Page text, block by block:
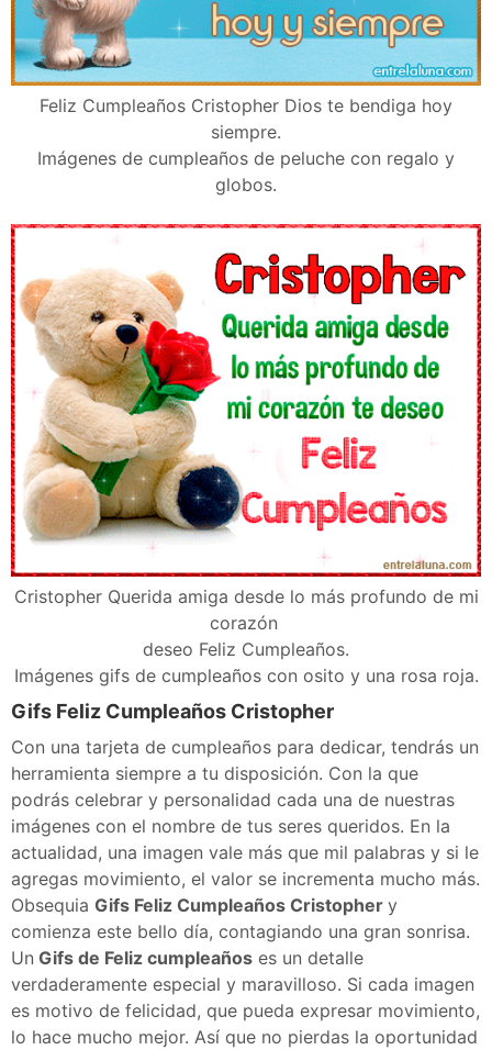
Feliz Cumpleaños Cristopher Dios te bendiga hoy
siempre.
Imágenes de cumpleaños de peluche con regalo y
globos.
Cristopher Querida amiga desde lo más profundo de mi
corazón
deseo Feliz Cumpleaños.
Imágenes gifs de cumpleaños con osito y una rosa roja.
Gifs Feliz Cumpleaños Cristopher
Con una tarjeta de cumpleaños para dedicar, tendrás un
herramienta siempre a tu disposición. Con la que
podrás celebrar y personalidad cada una de nuestras
imágenes con el nombre de tus seres queridos. En la
actualidad, una imagen vale más que mil palabras y si le
agregas movimiento, el valor se incrementa mucho más.
Obsequia Gifs Feliz Cumpleaños Cristopher y
comienza este bello día, contagiando una gran sonrisa.
Un Gifs de Feliz cumpleaños es un detalle
verdaderamente especial y maravilloso. Si cada imagen
es motivo de felicidad, que pueda expresar movimiento,
lo hace mucho mejor. Así que no pierdas la oportunidad